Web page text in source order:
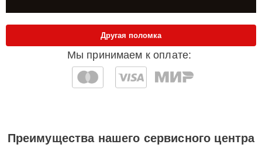
Мы принимаем к оплате:
Другая поломка
Преимущества нашего сервисного центра